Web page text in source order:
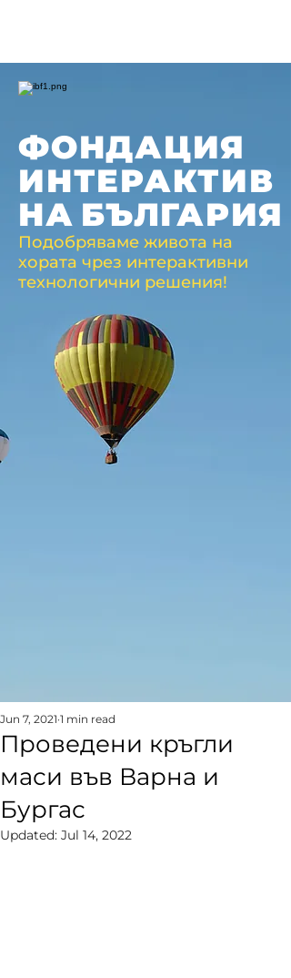
ФОНДАЦИЯ
ИНТЕРАКТИВ
НА БЪЛГАРИЯ
Подобряваме живота на
хората чрез интерактивни
технологични решения!
Проведени кръгли
маси във Варна и
Бургас
Jun 7, 2021 1 min read
Updated: Jul 14, 2022